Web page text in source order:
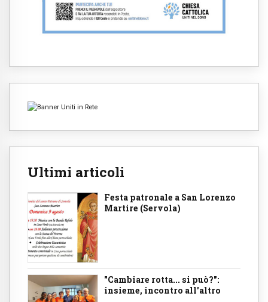
Ultimi articoli
Festa patronale a San Lorenzo
Martire (Servola)
"Cambiare rotta... si può?":
insieme, incontro all'altro